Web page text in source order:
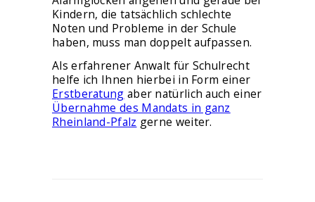
Kindern, die tatsächlich schlechte
Noten und Probleme in der Schule
haben, muss man doppelt aufpassen.
Als erfahrener Anwalt für Schulrecht
helfe ich Ihnen hierbei in Form einer
Erstberatung aber natürlich auch einer
Übernahme des Mandats in ganz
Rheinland-Pfalz gerne weiter.